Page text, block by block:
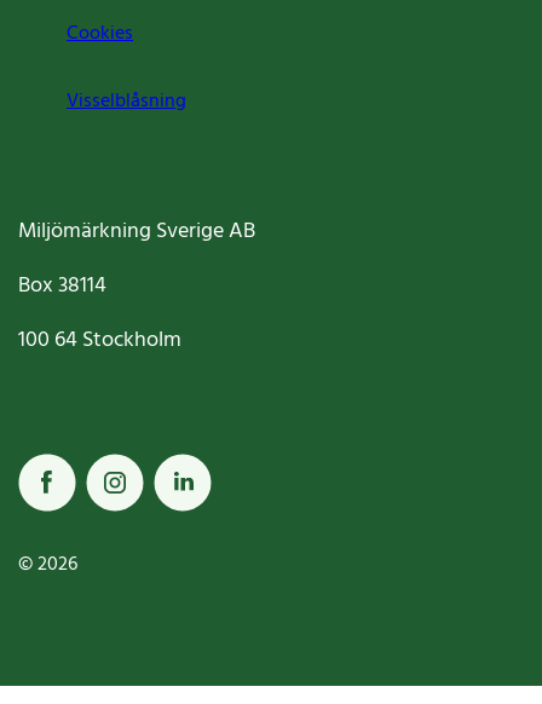
Cookies
Visselblåsning
Miljömärkning Sverige AB
Box38114
100 64Stockholm
© 2026